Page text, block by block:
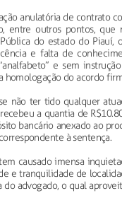
anulatória de contrato
entre outros pontos,
do estado do
e falta de
e sem
do acordo
não ter tido qualquer
a quantia de
bancário anexado ao
à sentença.
causado imensa
e tranquilidade de
advogado, o qual